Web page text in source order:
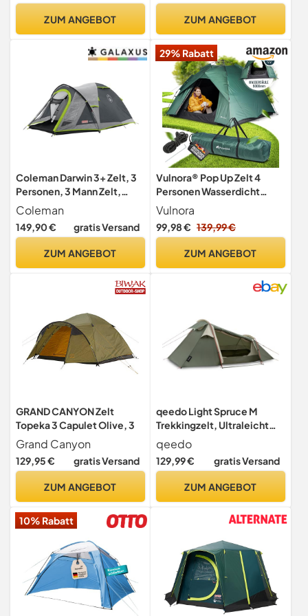
ZUM ANGEBOT ZUM ANGEBOT
Coleman Darwin 3+ Zelt, 3
Personen, 3 Mann Zelt,
Igluzelt, Festivalzelt,
Leichtes Kuppelzelt mit
Vorzelt, Wasserdicht WS
Coleman
149,90 € gratis Versand
ZUM ANGEBOT
29% Rabatt
Vulnora® Pop Up Zelt 4
Personen Wasserdicht
5000mm Wassersäule
Wurfzelt Auf- und Abbau in
Sekunden - Strandzelt mit
Campingzelt
Vulnora
99,98 € 139,99 €
ZUM ANGEBOT
GRAND CANYON Zelt
Topeka 3 Capulet Olive, 3
Grand Canyon
129,95 € gratis Versand
ZUM ANGEBOT
qeedo Light Spruce M
Trekkingzelt, Ultraleicht
(2,3 kg) - Tunnelzelt (2
Personen), windstabil
qeedo
129,99 € gratis Versand
ZUM ANGEBOT
10% Rabatt